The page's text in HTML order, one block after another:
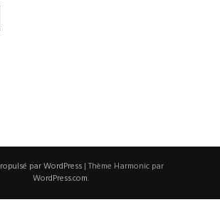
par WordPress | Thème Harmonic par
WordPress.com.